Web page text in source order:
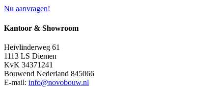
Nu aanvragen!
Kantoor & Showroom
Heivlinderweg 61
1113 LS Diemen
KvK 34371241
Bouwend Nederland 845066
E-mail: info@novobouw.nl